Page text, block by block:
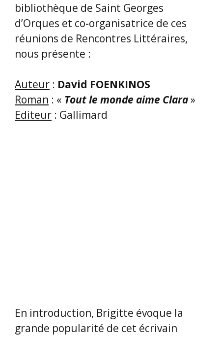
bibliothèque de Saint Georges
d’Orques et co-organisatrice de ces
réunions de Rencontres Littéraires,
nous présente :
Auteur : David FOENKINOS
Roman : « Tout le monde aime Clara»
Editeur : Gallimard
chaotique, salvateur, énigmatique
et poétique.